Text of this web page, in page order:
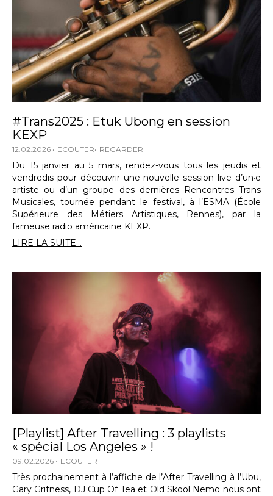
#Trans2025 : Etuk Ubong en session
KEXP
12.02.2026 ECOUTER REGARDER
Du 15 janvier au 5 mars, rendez-vous tous les jeudis et
vendredis pour découvrir une nouvelle session live d’un·e
artiste ou d’un groupe des dernières Rencontres Trans
Musicales, tournée pendant le festival, à l’ESMA (École
Supérieure des Métiers Artistiques, Rennes), par la
fameuse radio américaine KEXP.
LIRE LA SUITE...
[Playlist] After Travelling : 3 playlists
« spécial Los Angeles » !
09.02.2026 ECOUTER
Très prochainement à l’affiche de l’After Travelling à l’Ubu,
Gary Gritness, DJ Cup Of Tea et Old Skool Nemo nous ont